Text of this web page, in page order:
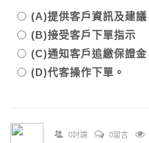
(A)提供客戶資訊及建議
(B)接受客戶下單指示
(C)通知客戶追繳保證金
(D)代客操作下單。
0討論 0留言